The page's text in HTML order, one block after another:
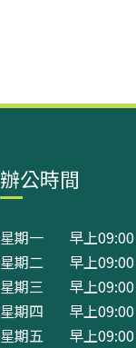
辦公時間
星期一 早上09:00
星期二 早上09:00
星期三 早上09:00
星期四 早上09:00
星期五 早上09:00